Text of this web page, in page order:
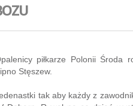
piłkarze Polonii Środa
Stęszew.
tak aby każdy z